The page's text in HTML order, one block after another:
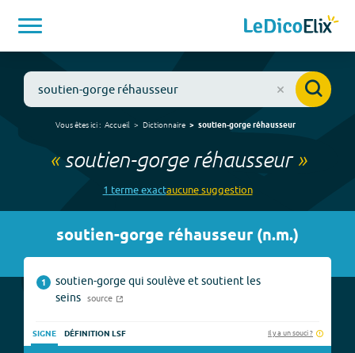
Vous êtes ici : Accueil Dictionnaire soutien-gorge réhausseur
«soutien-gorge réhausseur»
1 termeexactaucunesuggestion
soutien-gorge réhausseur(n.m.)
1
soutien-gorge qui soulève et soutient les
seins
source
SIGNE DÉFINITION LSF Il y a un souci ?